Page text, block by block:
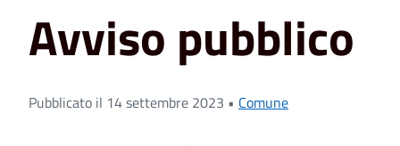
Avviso pubblico
Pubblicato il 14 settembre 2023 • Comune